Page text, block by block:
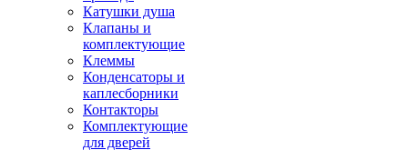
Катушки душа
Клапаны и
комплектующие
Клеммы
Конденсаторы и
каплесборники
Контакторы
Комплектующие
для дверей